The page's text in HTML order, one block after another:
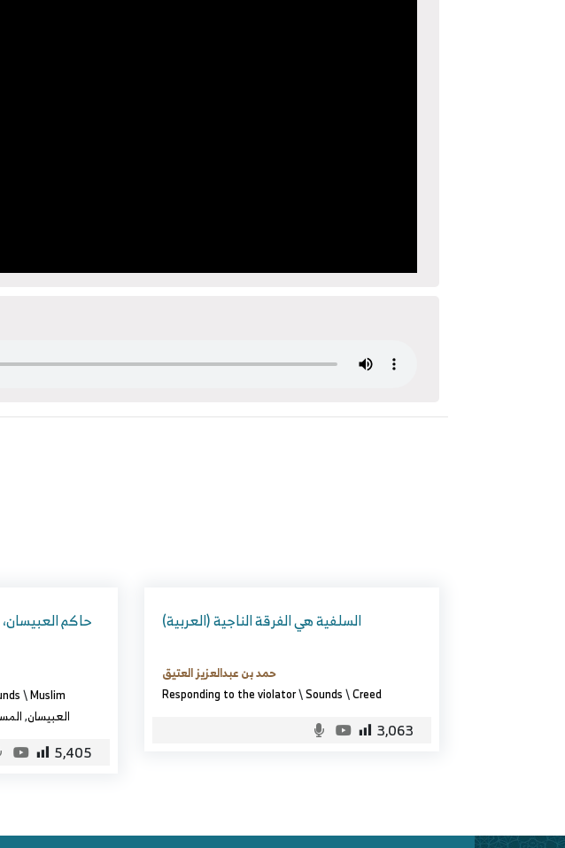
\Muslim
العبيسان,
5,405
(العربية) السلفية هي الفرقة الناجية
حمد بن عبدالعزيز العتيق
Responding to the violator\Sounds\Creed
3,063